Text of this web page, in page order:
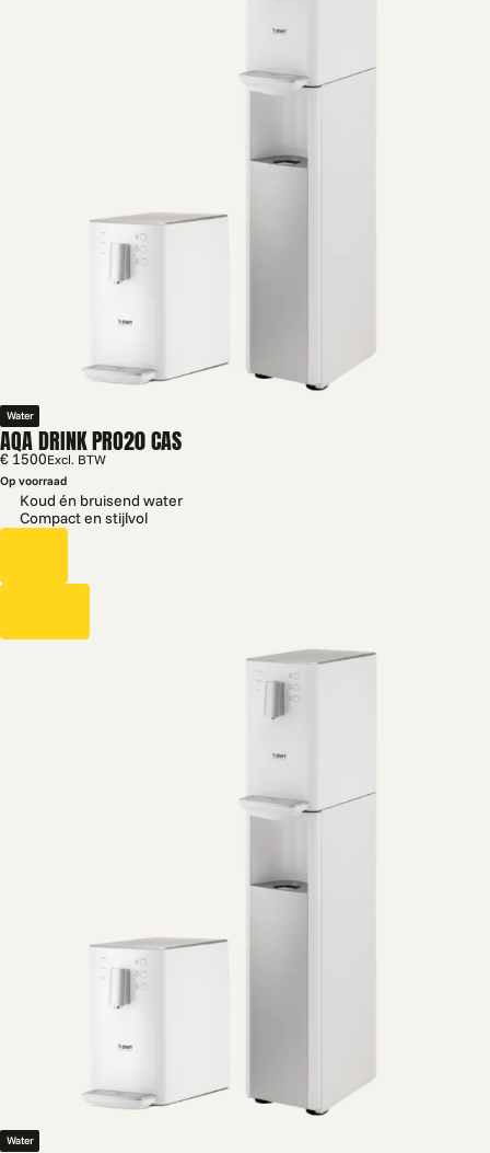
Water
AQA DRINK PRO20 CAS
€ 1500Excl. BTW
Op voorraad
Koud én bruisend water
Compact en stijlvol
Water